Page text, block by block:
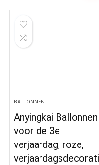
BALLONNEN
Anyingkai Ballonnen
voor de 3e
verjaardag, roze,
verjaardagsdecorati